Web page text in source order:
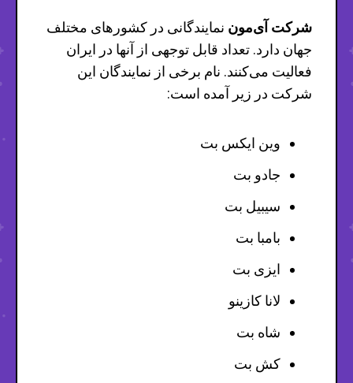
شرکت آی‌مون نمایندگانی در کشورهای مختلف
جهان دارد. تعداد قابل توجهی از آنها در ایران
فعالیت می‌کنند. نام برخی از نمایندگان این
شرکت در زیر آمده است:
وین ایکس بت
جادو بت
سیبیل بت
بامبا بت
ایزی بت
لانا کازینو
شاه بت
کش بت